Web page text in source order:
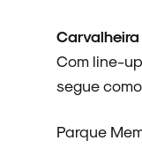
Com line-
segue
Parque